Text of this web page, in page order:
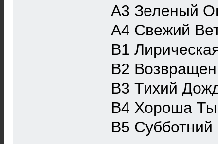
A3 Зеленый
A4 Свежий
B1
B2
B3 Тихий
B4 Хороша
B5 Субботний